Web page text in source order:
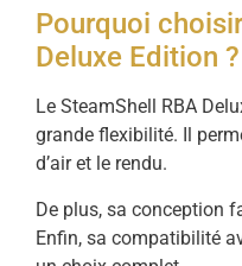
Pourquoi
Deluxe Edition ?
Le SteamShell RBA
grande flexibilité. Il
d’air et le rendu.
De plus, sa conception
Enfin, sa compatibilité